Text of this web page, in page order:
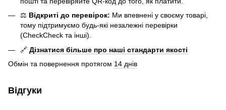
⚖️ Відкриті до перевірок: Ми впевнені у своєму товарі,
тому підтримуємо будь-які незалежні перевірки
(CheckCheck та інші).
🔗 Дізнатися більше про наші стандарти якості
Обмін та повернення протягом 14 днів
Відгуки